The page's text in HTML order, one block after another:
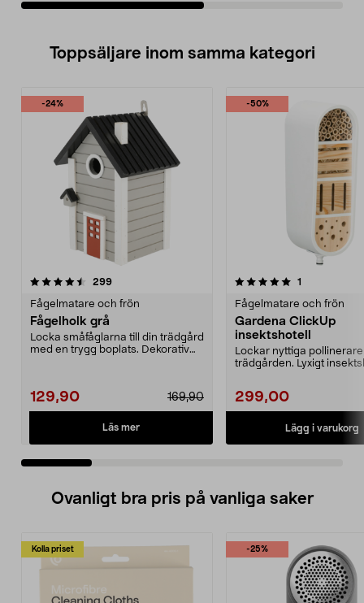
Toppsäljare inom samma kategori
-24%
299recensioner
Fågelmatare och frön
Fågelholk grå
Locka småfåglarna till din trädgård
med en trygg boplats. Dekorativ
129,90 169,90
Läs mer
-50%
5.0 av 5 stjärnor 1
Fågelmatare och frön
Gardena ClickUp
insektshotell
Lockar nyttiga
trädgården. Lyxigt
299,00
Lägg i varukorg
4.0 av 5 stjärnor
Ovanligt bra pris på vanliga saker
Kolla priset -25%